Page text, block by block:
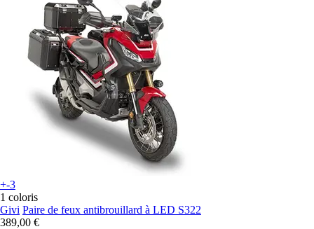
+-3
1 coloris
Givi Paire de feux antibrouillard à LED S322
389,00 €